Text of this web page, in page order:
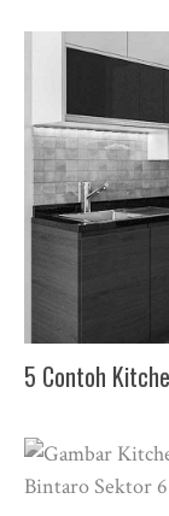
5 Contoh